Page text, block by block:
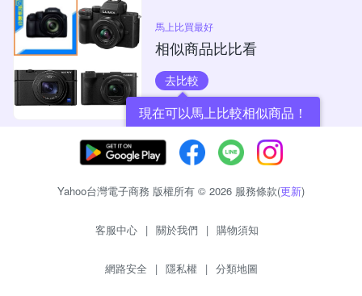
馬上比買最好
相似商品比比看
去比較
現在可以馬上比較相似商品！
Yahoo台灣電子商務 版權所有 © 2026 服務條款(更新)
客服中心 | 關於我們 | 購物須知
網路安全 | 隱私權 | 分類地圖